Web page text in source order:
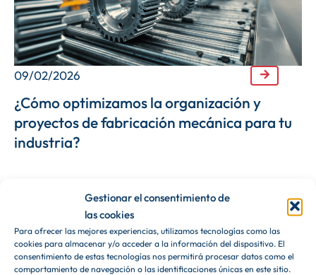
Gestionar el consentimiento de
las cookies
Para ofrecer las mejores experiencias, utilizamos tecnologías como las
cookies para almacenar y/o acceder a la información del dispositivo. El
consentimiento de estas tecnologías nos permitirá procesar datos como el
comportamiento de navegación o las identificaciones únicas en este sitio.
09/02/2026
¿Cómo optimizamos la organización y
proyectos de fabricación mecánica para tu
industria?
General